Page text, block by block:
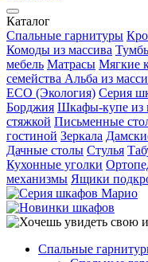
Каталог
Спальные гарнитуры
Комоды из массива
мебель Матрасы Мягкие
семейства Альба из
ECO (Экология) Серия
Борджия Шкафы-купе из
стяжкой Письменные
гостиной Зеркала
Дачные столы Стулья
Кухонные уголки
механизмы Ящики
Спальные